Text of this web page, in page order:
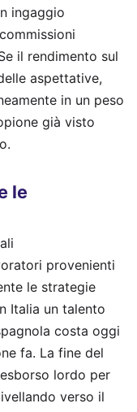
ingaggio
il rendimento sul
aspettative,
in un peso
già visto
le
provenienti
le strategie
Italia un talento
costa oggi
fa. La fine del
lordo per
verso il